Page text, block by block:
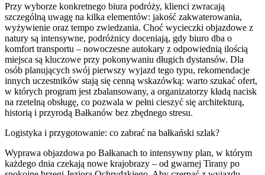
Przy wyborze konkretnego biura podróży, klienci zwracają
szczególną uwagę na kilka elementów: jakość zakwaterowania,
wyżywienie oraz tempo zwiedzania. Choć wycieczki objazdowe z
natury są intensywne, podróżnicy doceniają, gdy biuro dba o
komfort transportu – nowoczesne autokary z odpowiednią ilością
miejsca są kluczowe przy pokonywaniu długich dystansów. Dla
osób planujących swój pierwszy wyjazd tego typu, rekomendacje
innych uczestników stają się cenną wskazówką: warto szukać ofert,
w których program jest zbalansowany, a organizatorzy kładą nacisk
na rzetelną obsługę, co pozwala w pełni cieszyć się architekturą,
historią i przyrodą Bałkanów bez zbędnego stresu.
Logistyka i przygotowanie: co zabrać na bałkański szlak?
Wyprawa objazdowa po Bałkanach to intensywny plan, w którym
każdego dnia czekają nowe krajobrazy – od gwarnej Tirany po